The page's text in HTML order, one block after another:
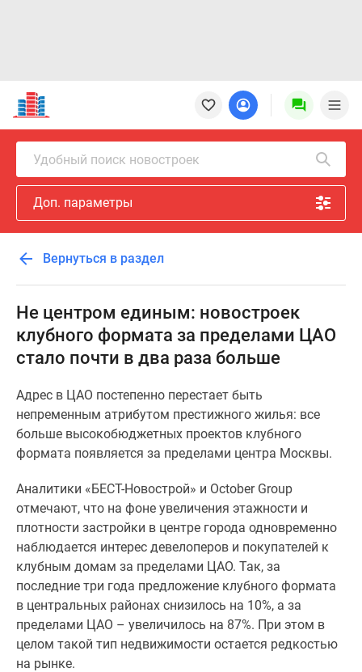
Новостройки
Квартиры
Ипотека
Новостройки
Москвы
Новостройки
Подмосковья
Новостройки
Москвы
Готовые
новостройки
Новостройки
карте
предложения
Коммерческие
помещения
Продавцы
застройщики
Панорамы
новостроек
Видеообзор
новостроек
Экспертиза
новостроек
Экология
Москвы
Удобный поиск новостроек
Доп. параметры
Вернуться в раздел
Не центром единым: новостроек
клубного формата за пределами ЦАО
стало почти в два раза больше
Адрес в ЦАО постепенно перестает быть
непременным атрибутом престижного жилья: все
больше высокобюджетных проектов клубного
формата появляется за пределами центра Москвы.
Аналитики «БЕСТ-Новострой» и October Group
отмечают, что на фоне увеличения этажности и
плотности застройки в центре города одновременно
наблюдается интерес девелоперов и покупателей к
клубным домам за пределами ЦАО. Так, за
последние три года предложение клубного формата
в центральных районах снизилось на 10%, а за
пределами ЦАО – увеличилось на 87%. При этом в
целом такой тип недвижимости остается редкостью
на рынке.